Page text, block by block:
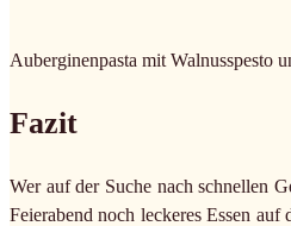
Auberginenpasta mit Walnusspesto
Fazit
Wer auf der Suche nach schnellen
Feierabend noch leckeres Essen